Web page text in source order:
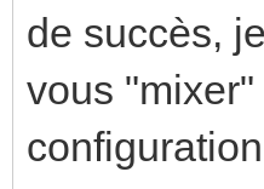
de succès,
vous